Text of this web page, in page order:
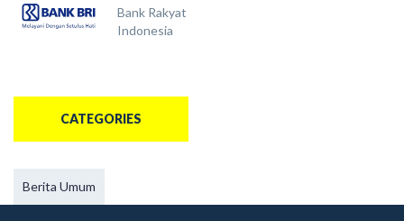
Bank Rakyat
Indonesia
CATEGORIES
Berita Umum